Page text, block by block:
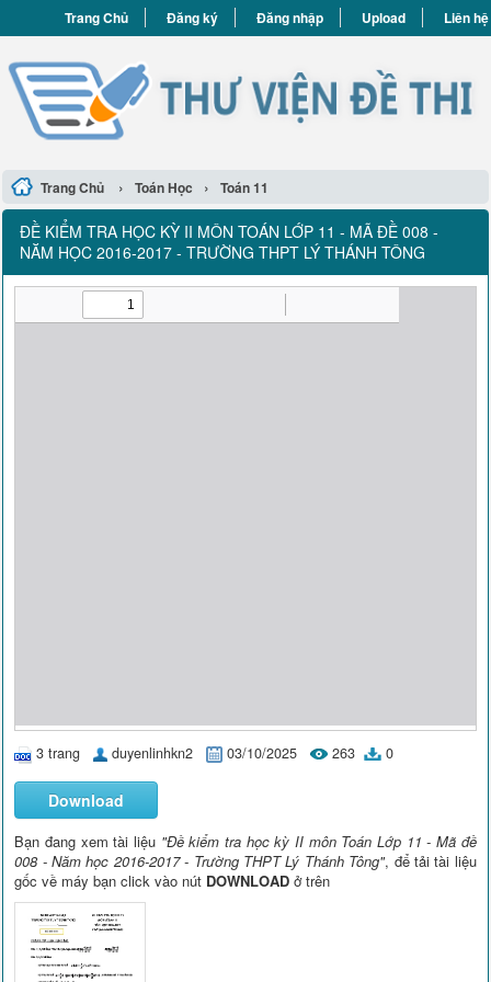
Trang Chủ Đăng ký Đăng nhập Upload Liên hệ
Trang Chủ › Toán Học › Toán 11
ĐỀ KIỂM TRA HỌC KỲ II MÔN TOÁN LỚP 11 - MÃ ĐỀ 008 -
NĂM HỌC 2016-2017 - TRƯỜNG THPT LÝ THÁNH TÔNG
3 trang duyenlinhkn2 03/10/2025 263 0
Download
Bạn đang xem tài liệu "Đề kiểm tra học kỳ II môn Toán Lớp 11 - Mã đề
008 - Năm học 2016-2017 - Trường THPT Lý Thánh Tông", để tải tài liệu
gốc về máy bạn click vào nút DOWNLOAD ở trên